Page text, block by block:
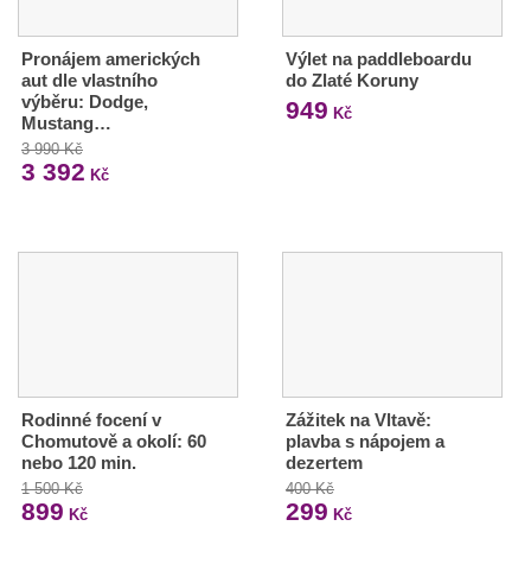
Pronájem amerických
aut dle vlastního
výběru: Dodge,
Mustang…
3 990 Kč
3 392 Kč
Výlet na paddleboardu
do Zlaté Koruny
949 Kč
Rodinné focení v
Chomutově a okolí: 60
nebo 120 min.
1 500 Kč
899 Kč
Zážitek na Vltavě:
plavba s nápojem a
dezertem
400 Kč
299 Kč